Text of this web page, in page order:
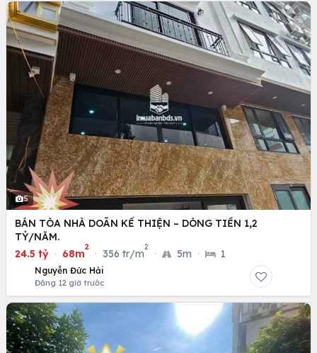
5
BÁN TÒA NHÀ DOÃN KẾ THIỆN – DÒNG TIỀN 1,2
TỶ/NĂM.
24.5 tỷ · 68m
2
· 356 tr/m
2
· 5m · 1
Nguyễn Đức Hải
Đăng 12 giờ trước